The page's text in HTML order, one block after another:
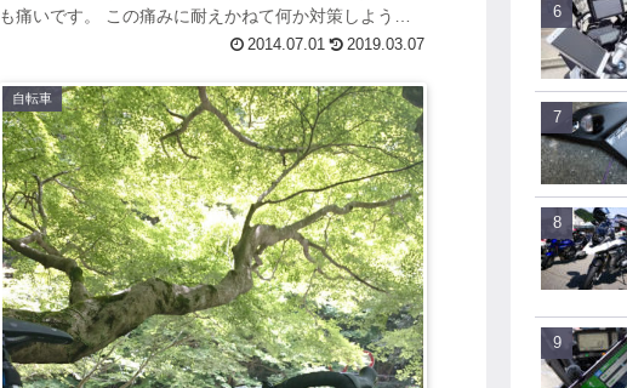
も痛いです。 この痛みに耐えかねて何か対策しようと
思うのですが、黒いアウターチューブ部分を...
2014.07.01 2019.03.07
自転車